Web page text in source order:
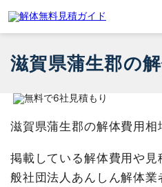
滋賀県蒲生郡の
滋賀県蒲生郡の解体費用相
掲載している解体費用や
般社団法人あんしん解体